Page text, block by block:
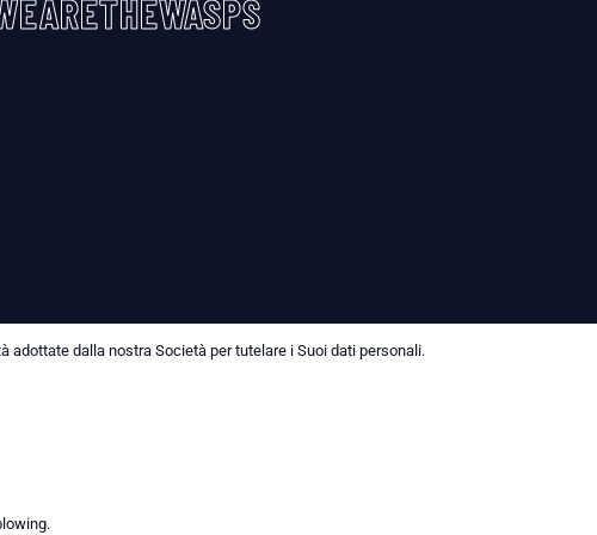
adottate dalla nostra Società per tutelare i Suoi dati personali.